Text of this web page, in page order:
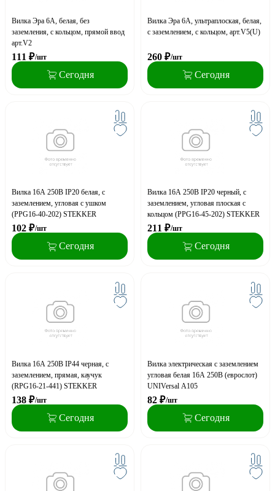
Вилка Эра 6А, белая, без
заземления, с кольцом, прямой ввод
арт.V2
111 ₽/шт
Сегодня
Вилка Эра 6А, ультраплоская, белая,
с заземлением, с кольцом, арт.V5(U)
260 ₽/шт
Сегодня
Вилка 16А 250В IP20 белая, с
заземлением, угловая с ушком
(PPG16-40-202) STEKKER
102 ₽/шт
Сегодня
Вилка 16А 250В IP20 черный, с
заземлением, угловая плоская с
кольцом (PPG16-45-202) STEKKER
211 ₽/шт
Сегодня
Вилка 16А 250В IP44 черная, с
заземлением, прямая, каучук
(RPG16-21-441) STEKKER
138 ₽/шт
Сегодня
Вилка электрическая с заземлением
угловая белая 16А 250В (еврослот)
UNIVersal A105
82 ₽/шт
Сегодня